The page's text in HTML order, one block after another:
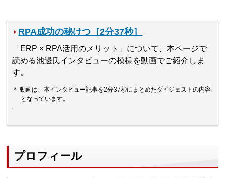
RPA成功の秘けつ［2分37秒］
「ERP × RPA活用のメリット」について、本ページで
読める池邊氏インタビューの模様を動画でご紹介しま
す。
＊ 動画は、本インタビュー記事を2分37秒にまとめたダイジェストの内容
となっています。
プロフィール